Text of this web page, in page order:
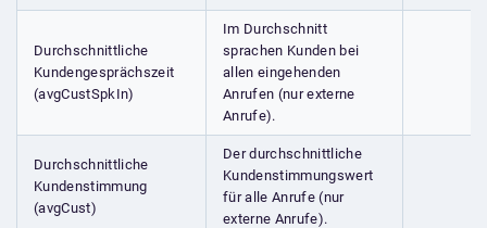
Durchschnittliche
Kundengesprächszeit
(avgCustSpkIn)
Im Durchschnitt
sprachen Kunden bei
allen eingehenden
Anrufen (nur externe
Anrufe).
Durchschnittliche
Kundenstimmung
(avgCust)
Der durchschnittliche
Kundenstimmungswert
für alle Anrufe (nur
externe Anrufe).